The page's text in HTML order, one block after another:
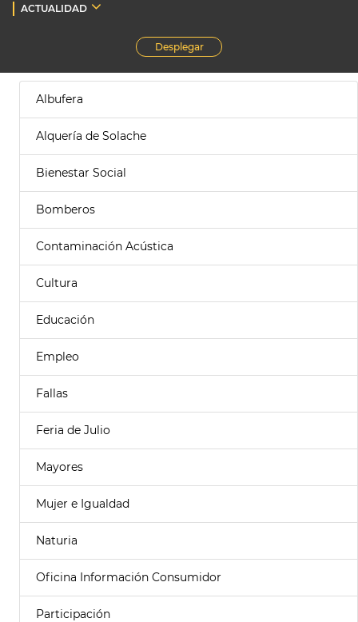
ACTUALIDAD
Desplegar
Albufera
Alquería de Solache
Bienestar Social
Bomberos
Contaminación Acústica
Cultura
Educación
Empleo
Fallas
Feria de Julio
Mayores
Mujer e Igualdad
Naturia
Oficina Información Consumidor
Participación